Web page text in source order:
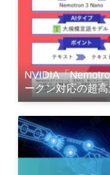
NVIDIA「
ークン対応の超